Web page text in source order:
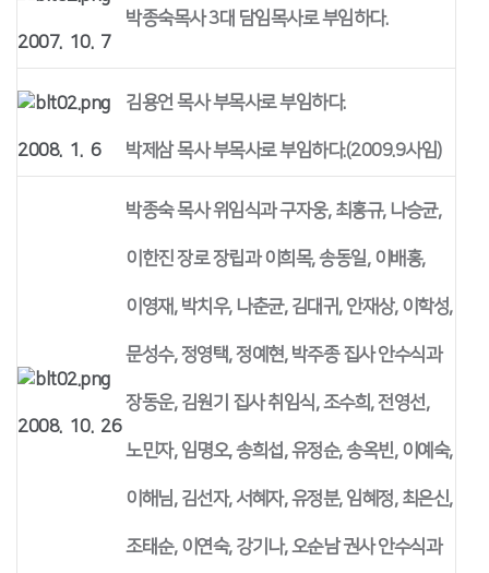
2007. 10. 7
박종숙목사 3대 담임목사로 부임하다.
2008. 1. 6
김용언 목사 부목사로 부임하다.
박제삼 목사 부목사로 부임하다.(2009.9사임)
2008. 10. 26
박종숙 목사 위임식과 구자웅, 최홍규, 나승균,
이한진 장로 장립과 이희목, 송동일, 이배홍,
이영재, 박치우, 나춘균, 김대귀, 안재상, 이학성,
문성수, 정영택, 정예현, 박주종 집사 안수식과
장동운, 김원기 집사 취임식, 조수희, 전영선,
노민자, 임명오, 송희섭, 유정순, 송옥빈, 이예숙,
이해님, 김선자, 서혜자, 유정분, 임혜정, 최은신,
조태순, 이연숙, 강기나, 오순남 권사 안수식과